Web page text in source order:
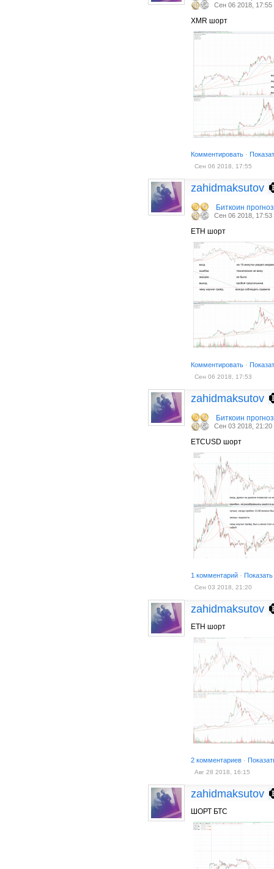
Сен 06 2018, 17:55
XMR шорт
Комментировать ·
Сен 06 2018, 17:55
zahidmaksutov
Биткоин
Сен 06 2018, 17:53
ETH шорт
Комментировать ·
Сен 06 2018, 17:53
zahidmaksutov
Биткоин
Сен 03 2018, 21:20
ЕТСUSD шорт
1 комментарий ·
Сен 03 2018, 21:20
zahidmaksutov
ЕТH шорт
2 комментариев ·
Авг 28 2018, 16:15
zahidmaksutov
ШОРТ БТС